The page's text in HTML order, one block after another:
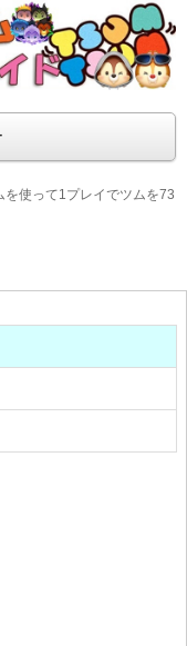
略・裏ワザ徹底
ム攻略サイト！新ツ
しめるサイトを目指し
を使って1プレイでツムを73